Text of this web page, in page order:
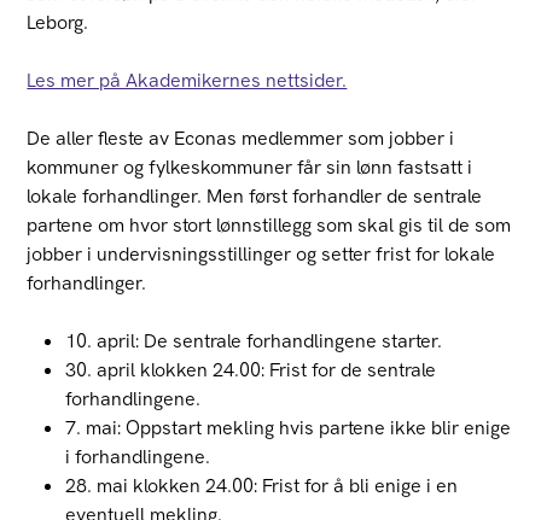
Leborg.
Les mer på Akademikernes nettsider.
De aller fleste av Econas medlemmer som jobber i
kommuner og fylkeskommuner får sin lønn fastsatt i
lokale forhandlinger. Men først forhandler de sentrale
partene om hvor stort lønnstillegg som skal gis til de som
jobber i undervisningsstillinger og setter frist for lokale
forhandlinger.
10. april: De sentrale forhandlingene starter.
30. april klokken 24.00: Frist for de sentrale
forhandlingene.
7. mai: Oppstart mekling hvis partene ikke blir enige
i forhandlingene.
28. mai klokken 24.00: Frist for å bli enige i en
eventuell mekling.